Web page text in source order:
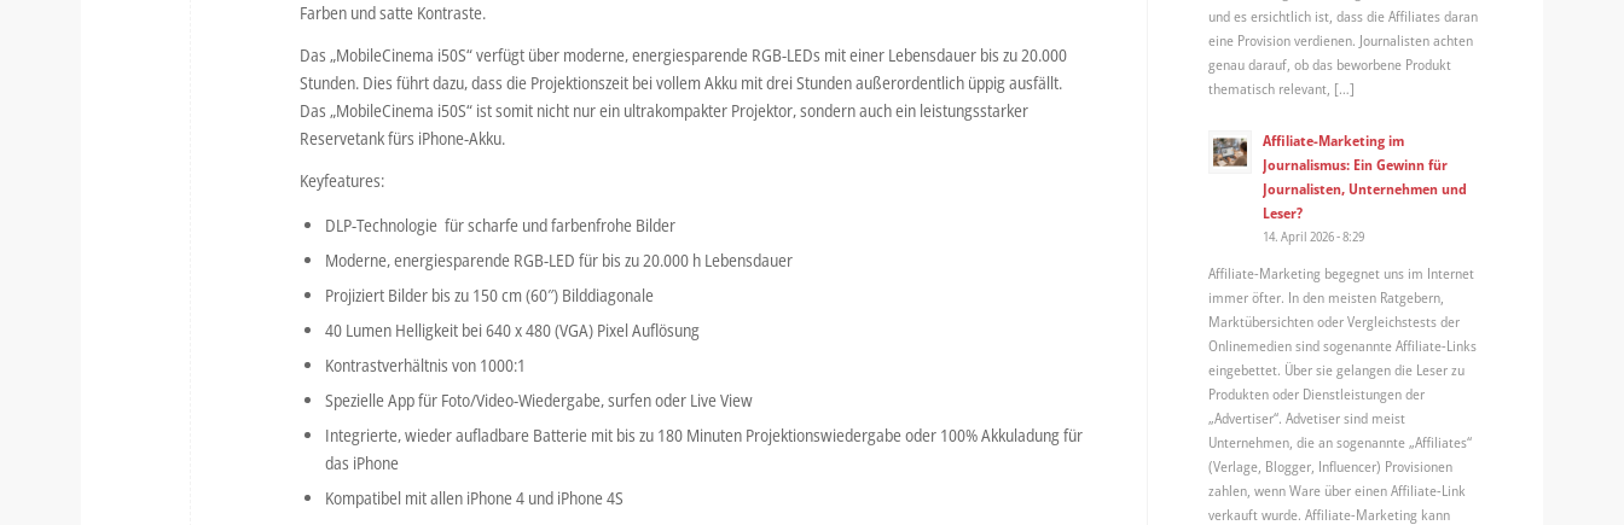
Farben und satte Kontraste.
Das „MobileCinema i50S“ verfügt über moderne, energiesparende RGB-LEDs mit einer Lebensdauer bis zu 20.000
Stunden. Dies führt dazu, dass die Projektionszeit bei vollem Akku mit drei Stunden außerordentlich üppig ausfällt.
Das „MobileCinema i50S“ ist somit nicht nur ein ultrakompakter Projektor, sondern auch ein leistungsstarker
Reservetank fürs iPhone-Akku.
Keyfeatures:
DLP-Technologie für scharfe und farbenfrohe Bilder
Moderne, energiesparende RGB-LED für bis zu 20.000 h Lebensdauer
Projiziert Bilder bis zu 150 cm (60″) Bilddiagonale
40 Lumen Helligkeit bei 640 x 480 (VGA) Pixel Auflösung
Kontrastverhältnis von 1000:1
Spezielle App für Foto/Video-Wiedergabe, surfen oder Live View
Integrierte, wieder aufladbare Batterie mit bis zu 180 Minuten Projektionswiedergabe oder 100% Akkuladung für
das iPhone
Kompatibel mit allen iPhone 4 und iPhone 4S
und es ersichtlich ist, dass die Affiliates daran
eine Provision verdienen. Journalisten achten
genau darauf, ob das beworbene Produkt
thematisch relevant, […]
Affiliate-Marketing im
Journalismus: Ein Gewinn für
Journalisten, Unternehmen und
Leser?
14. April 2026 - 8:29
Affiliate-Marketing begegnet uns im Internet
immer öfter. In den meisten Ratgebern,
Marktübersichten oder Vergleichstests der
Onlinemedien sind sogenannte Affiliate-Links
eingebettet. Über sie gelangen die Leser zu
Produkten oder Dienstleistungen der
„Advertiser“. Advetiser sind meist
Unternehmen, die an sogenannte „Affiliates“
(Verlage, Blogger, Influencer) Provisionen
zahlen, wenn Ware über einen Affiliate-Link
verkauft wurde. Affiliate-Marketing kann